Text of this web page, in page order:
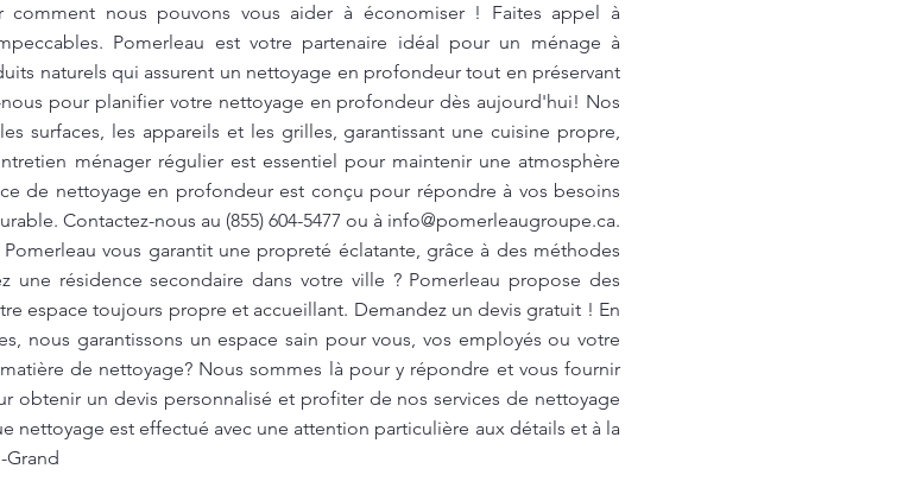
nous pouvons vous aider à économiser ! Faites appel à
Pomerleau est votre partenaire idéal pour un ménage à
naturels qui assurent un nettoyage en profondeur tout en préservant
pour planifier votre nettoyage en profondeur dès aujourd'hui! Nos
surfaces, les appareils et les grilles, garantissant une cuisine propre,
ménager régulier est essentiel pour maintenir une atmosphère
de nettoyage en profondeur est conçu pour répondre à vos besoins
Contactez-nous au (855) 604-5477 ou à info@pomerleaugroupe.ca.
vous garantit une propreté éclatante, grâce à des méthodes
une résidence secondaire dans votre ville ? Pomerleau propose des
espace toujours propre et accueillant. Demandez un devis gratuit ! En
nous garantissons un espace sain pour vous, vos employés ou votre
de nettoyage? Nous sommes là pour y répondre et vous fournir
obtenir un devis personnalisé et profiter de nos services de nettoyage
nettoyage est effectué avec une attention particulière aux détails et à la
Grand